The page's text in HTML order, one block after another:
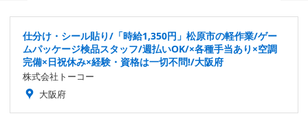
仕分け・シール貼り/「時給1,350円」松原市の軽作業/ゲー
ムパッケージ検品スタッフ/週払いOK/×各種手当あり×空調
完備×日祝休み×経験・資格は一切不問!/大阪府
株式会社トーコー
大阪府